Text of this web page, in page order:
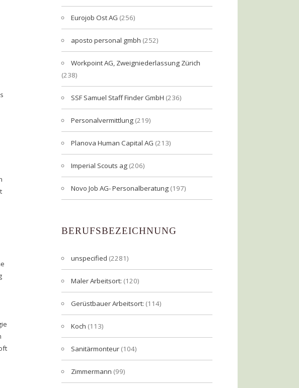
Eurojob Ost AG (256)
aposto personal gmbh (252)
Workpoint AG, Zweigniederlassung Zürich
(238)
SSF Samuel Staff Finder GmbH (236)
Personalvermittlung (219)
Planova Human Capital AG (213)
Imperial Scouts ag (206)
Novo Job AG- Personalberatung (197)
BERUFSBEZEICHNUNG
unspecified (2281)
Maler Arbeitsort: (120)
Gerüstbauer Arbeitsort: (114)
Koch (113)
Sanitärmonteur (104)
Zimmermann (99)